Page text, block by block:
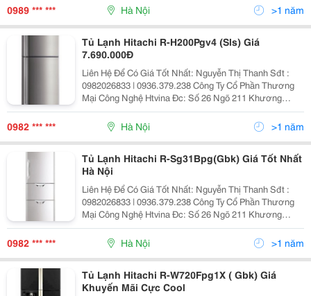
0989 *** *** Hà Nội >1 năm
Tủ Lạnh Hitachi R-H200Pgv4 (Sls) Giá
7.690.000Đ
Liên Hệ Để Có Giá Tốt Nhất: Nguyễn Thị Thanh Sđt :
0982026833 | 0936.379.238 Công Ty Cổ Phần Thương
Mại Công Nghệ Htvina Đc: Số 26 Ngõ 211 Khương
Trung &Ndash; Thanh Xuân &Ndash; Hà Nội Yahoo
:Nguyenthanh6685 Website: Http://Sieuthiht.com
0982 *** *** Hà Nội >1 năm
Tủ Lạnh Hitachi R-Sg31Bpg(Gbk) Giá Tốt Nhất
Hà Nội
Liên Hệ Để Có Giá Tốt Nhất: Nguyễn Thị Thanh Sđt :
0982026833 | 0936.379.238 Công Ty Cổ Phần Thương
Mại Công Nghệ Htvina Đc: Số 26 Ngõ 211 Khương
Trung &Ndash; Thanh Xuân &Ndash; Hà Nội Yahoo
:Nguyenthanh6685 Website: Http://Sieuthiht.com
0982 *** *** Hà Nội >1 năm
Tủ Lạnh Hitachi R-W720Fpg1X ( Gbk) Giá
Khuyến Mãi Cực Cool